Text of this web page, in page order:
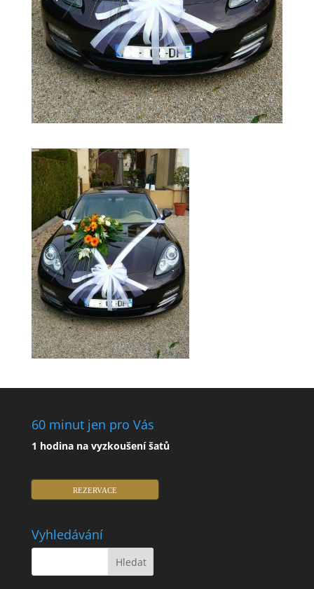
60 minut jen pro Vás
1 hodina na vyzkoušení šatů
REZERVACE
Vyhledávání